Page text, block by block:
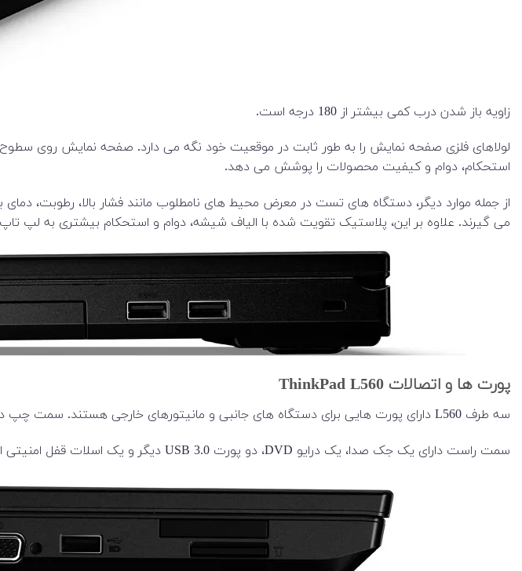
زاویه باز شدن درب کمی بیشتر از 180 درجه است.
لولاهای فلزی صفحه نمایش را به طور ثابت در موقعیت خود نگه می دارد. صفحه نمایش روی
استحکام، دوام و کیفیت محصولات را پوشش می دهد.
می گیرند. علاوه بر این، پلاستیک تقویت شده با الیاف شیشه، دوام و استحکام بیشتری به لپ
پورت ها و اتصالات ThinkPad L560
سه طرف L560 دارای پورت هایی برای دستگاه های جانبی و مانیتورهای خارجی هستند. سمت چپ دارای جک پاور، mini DisplayPort، خروجی VGA، پورت USB 3.0 و کارت خوان SD است.
سمت راست دارای یک جک صدا، یک درایو DVD، دو پورت USB 3.0 دیگر و یک اسلات قفل امنیتی است. در پشت دستگاه هم یک پورت USB 3.0 دیگر و یک جک اترنت(شبکه) وجود دارد.